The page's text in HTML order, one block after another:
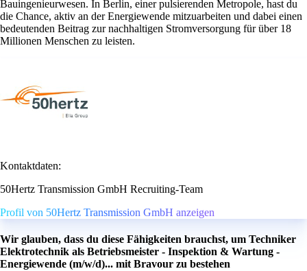
Bauingenieurwesen. In Berlin, einer pulsierenden Metropole, hast du
die Chance, aktiv an der Energiewende mitzuarbeiten und dabei einen
bedeutenden Beitrag zur nachhaltigen Stromversorgung für über 18
Millionen Menschen zu leisten.
Kontaktdaten:
50Hertz Transmission GmbH Recruiting-Team
Profil von 50Hertz Transmission GmbH anzeigen
Wir glauben, dass du diese Fähigkeiten brauchst, um Techniker
Elektrotechnik als Betriebsmeister - Inspektion & Wartung -
Energiewende (m/w/d)... mit Bravour zu bestehen